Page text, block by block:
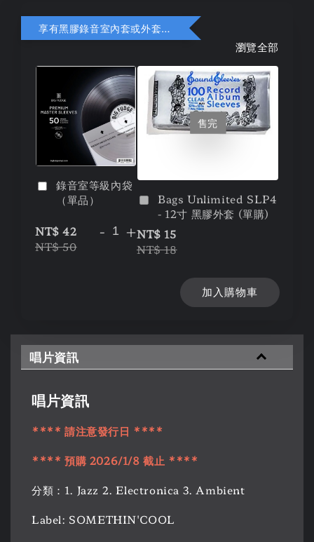
享有黑膠錄音室內套或外套折扣
瀏覽全部
錄音室等級內袋
（單品）
NT$ 42
NT$ 50
- +
售完
Bags Unlimited SLP4
- 12寸 黑膠外套 (單購)
NT$ 15
NT$ 18
加入購物車
唱片資訊
唱片資訊
**** 請注意發行日 ****
**** 預購 2026/1/8 截止 ****
分類：1. Jazz 2. Electronica 3. Ambient
Label: SOMETHIN'COOL